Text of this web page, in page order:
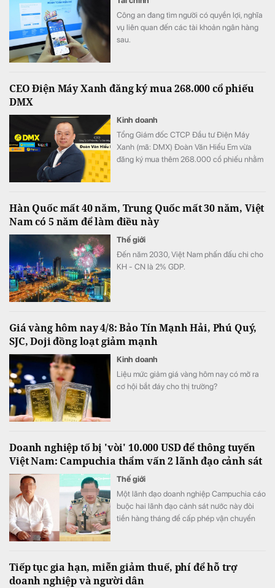
Công an đang tìm người có quyền lợi, nghĩa
vụ liên quan đến các tài khoản ngân hàng
sau.
CEO Điện Máy Xanh đăng ký mua 268.000 cổ phiếu
DMX
Kinh doanh
Tổng Giám đốc CTCP Đầu tư Điện Máy
Xanh (mã: DMX) Đoàn Văn Hiểu Em vừa
đăng ký mua thêm 268.000 cổ phiếu nhằm
Hàn Quốc mất 40 năm, Trung Quốc mất 30 năm, Việt
Nam có 5 năm để làm điều này
Thế giới
Đến năm 2030, Việt Nam phấn đấu chi cho
KH - CN là 2% GDP.
Giá vàng hôm nay 4/8: Bảo Tín Mạnh Hải, Phú Quý,
SJC, Doji đồng loạt giảm mạnh
Kinh doanh
Liệu mức giảm giá vàng hôm nay có mở ra
cơ hội bắt đáy cho thị trường?
Doanh nghiệp tố bị 'vòi' 10.000 USD để thông tuyến
Việt Nam: Campuchia thẩm vấn 2 lãnh đạo cảnh sát
Thế giới
Một lãnh đạo doanh nghiệp Campuchia cáo
buộc hai lãnh đạo cảnh sát nước này đòi
tiền hàng tháng để cấp phép vận chuyển
Tiếp tục gia hạn, miễn giảm thuế, phí để hỗ trợ
doanh nghiệp và người dân